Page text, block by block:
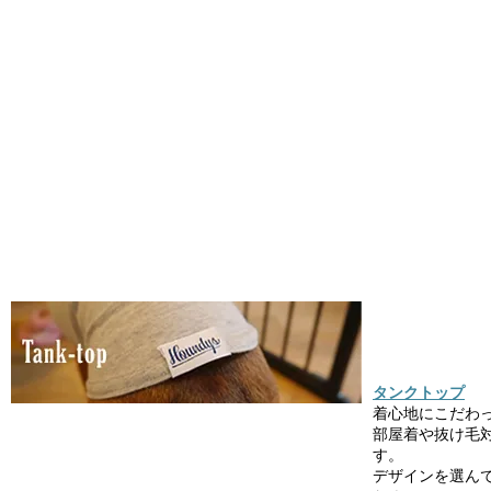
タンクトップ
着心地にこだわ
部屋着や抜け毛
す。
デザインを選ん